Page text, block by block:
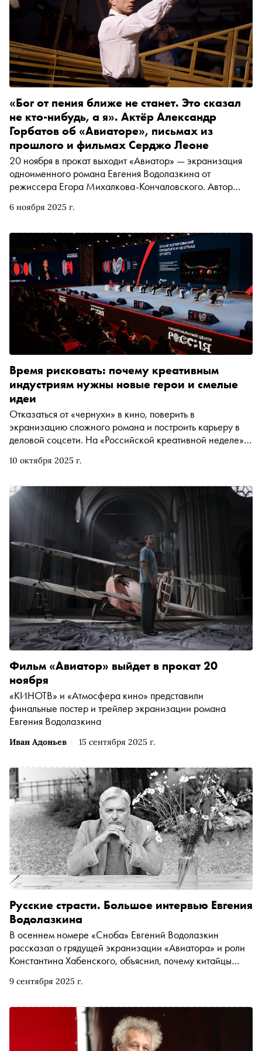
6 ноября 2025 г.
«Бог от пения ближе не станет. Это сказал
не кто-нибудь, а я». Актёр Александр
Горбатов об «Авиаторе», письмах из
прошлого и фильмах Серджо Леоне
20 ноября в прокат выходит «Авиатор» — экранизация
одноименного романа Евгения Водолазкина от
режиссера Егора Михалкова-Кончаловского. Автор
главной роли Александром Горбатовым о жизненных
сохранения себя и мечте сыграть у Серджо Леоне (увы,
неосуществимой)
10 октября 2025 г.
Время рисковать: почему креативным
индустриям нужны новые герои и смелые
идеи
Отказаться от «чернухи» в кино, поверить в
экранизацию сложного романа и построить карьеру в
деловой соцсети. На «Российской креативной неделе»
стране. «Сноб» поговорил с писателями Сергеем
основателем TenChat Семёном Теняевым о новых героях,
творческих рисках и цифровых комьюнити
Иван Адоньев 15 сентября 2025 г.
Фильм «Авиатор» выйдет в прокат 20
ноября
«КИНОТВ» и «Атмосфера кино» представили
финальные постер и трейлер экранизации романа
Евгения Водолазкина
9 сентября 2025 г.
Русские страсти. Большое интервью Евгения
Водолазкина
В осеннем номере «Сноба» Евгений Водолазкин
рассказал о грядущей экранизации «Авиатора» и роли
Константина Хабенского, объяснил, почему китайцы
пахла советская эпоха и почему прошлое нужно